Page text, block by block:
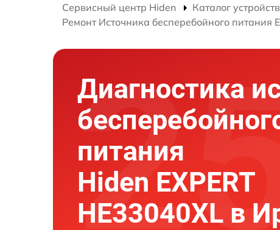
Сервисный центр Hiden Каталог устройств
Ремонт Источника бесперебойного питания
Диагностика
питания
Hiden EXPERT
HE33040XL в